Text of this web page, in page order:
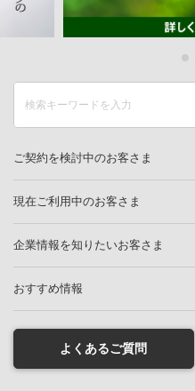
ご契約を検討中のお客さま
現在ご利用中のお客さま
企業情報を知りたいお客さま
おすすめ情報
よくあるご質問